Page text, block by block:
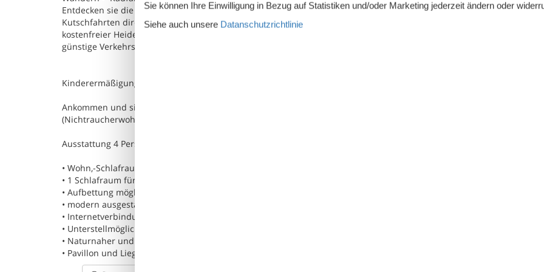
Entdecken sie die einzigartige Heidelandschaft, ihre historischen Dörfer und den Schäfer mit seinen Heidschnucken.
Kutschfahrten direkt vor Ort in das Heidegebiet.
kostenfreier Heide-Shuttle Bus-Transfer für Wanderer und Radfahrer ab Mitte Juli bis Mitte Oktober.
günstige Verkehrsanbindung zu den Städten Hamburg, Lüneburg, Celle, Bremen, Hannover und den Autobahnen.
Kinderermäßigung auf Anfrage möglich!
Ankommen und sich Wohlfühlen in unseren gemütlich, modern und freundlich eingerichteten Ferienwohnungen
(Nichtraucherwohnungen).
Ausstattung 4 Personen Platz auf 55qm.
• Wohn,-Schlafraum mit Küchenzeile voll ausgestattet
• 1 Schlafraum für zwei Personen. (Doppelbett).
• Aufbettung möglich im Wohnraum (Schlafsofa 1,60m x 2.00m )
• modern ausgestattetes Bad mit Dusche, WC, Fußbodenheizung
• Internetverbindung über WLAN, TV , Radio
• Unterstellmöglichkeit für Fahrräder
• Naturnaher und artenreicher Garten mit Sitzgelegenheiten.
• Pavillon und Liegestühle zum verweilen, umgeben von alten Buchen und Eichen.
Sie können Ihre Einwilligung in Bezug auf Statistiken und/oder Marketing jederzeit ändern oder
Siehe auch unsere Datanschutzrichtlinie